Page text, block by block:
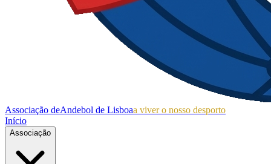
Associação deAndebol de Lisboaa viver o nosso desporto
Início
Associação